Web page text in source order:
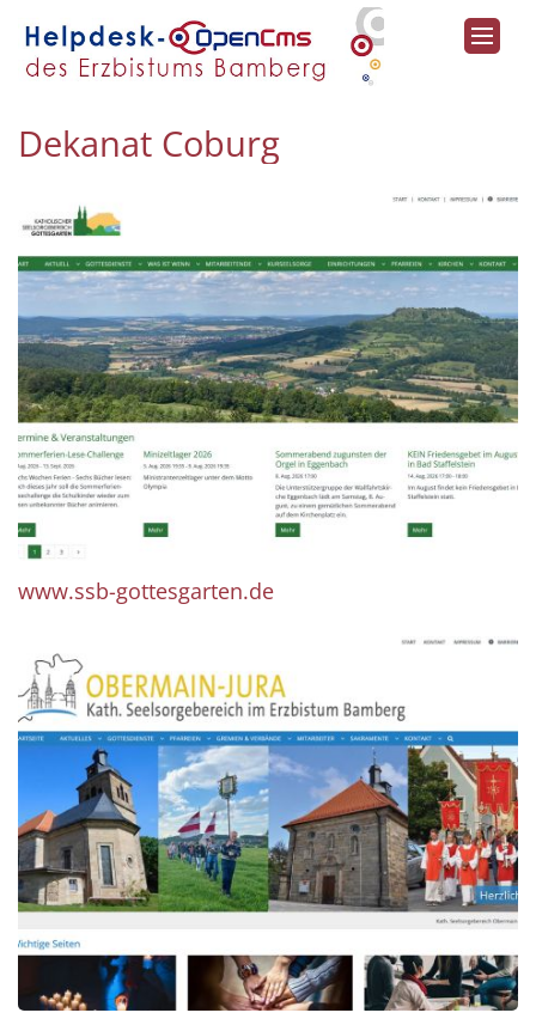
Zum Inhalt springen
Dekanat Coburg
www.ssb-gottesgarten.de